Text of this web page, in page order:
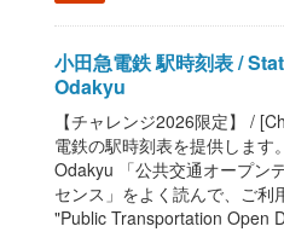
小田急電鉄 駅時刻表 /
Odakyu
【チャレンジ2026限定】 /
電鉄の駅時刻表を提供しま
Odakyu 「公共交通オープン
センス」をよく読んで、ご利
"Public Transportation Open